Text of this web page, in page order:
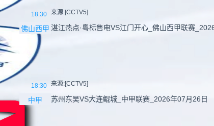
18:30 来源:[CCTV5]
佛山西甲
18:30
湛江热点·粤标售电VS江门开心_佛山西甲联赛
来源:[CCTV5]
中甲 苏州东吴VS大连鲲城_中甲联赛_2026年07月26日